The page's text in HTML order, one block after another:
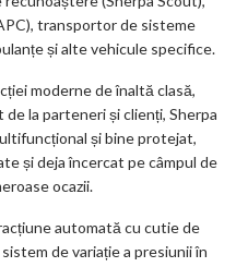
transportor de sisteme
și alte vehicule specifice.
moderne de înaltă clasă,
la parteneri și clienți, Sherpa
și bine protejat,
și deja încercat pe câmpul de
ocazii.
automată cu cutie de
de variație a presiunii în